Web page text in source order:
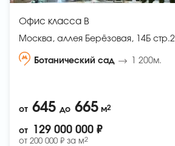
Офис класса B
Москва, аллея Берёзовая, 14Б стр.2
Ботанический сад 1 200м.
от 645 до 665 м2
от 129 000 000 ₽
от 200 000 ₽ за м2